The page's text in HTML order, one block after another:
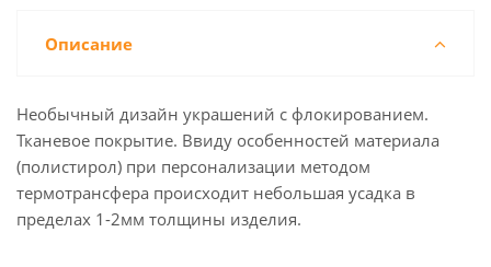
Описание
Необычный дизайн украшений с флокированием.
Тканевое покрытие. Ввиду особенностей материала
(полистирол) при персонализации методом
термотрансфера происходит небольшая усадка в
пределах 1-2мм толщины изделия.